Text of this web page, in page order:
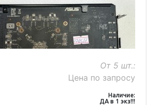
От 5 шт.:
Цена по запросу
Наличие:
ДА в 1 экз!!!